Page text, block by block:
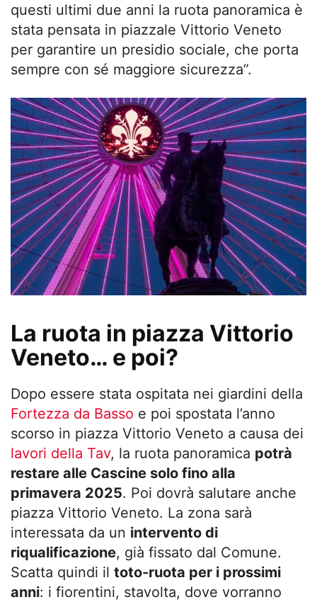
questi ultimi due anni la ruota panoramica è
stata pensata in piazzale Vittorio Veneto
per garantire un presidio sociale, che porta
sempre con sé maggiore sicurezza”.
La ruota in piazza Vittorio
Veneto… e poi?
Dopo essere stata ospitata nei giardini della
Fortezza da Basso e poi spostata l’anno
scorso in piazza Vittorio Veneto a causa dei
lavori della Tav, la ruota panoramica potrà
restare alle Cascine solo fino alla
primavera 2025. Poi dovrà salutare anche
piazza Vittorio Veneto. La zona sarà
interessata da un intervento di
riqualificazione, già fissato dal Comune.
Scatta quindi il toto-ruota per i prossimi
anni: i fiorentini, stavolta, dove vorranno